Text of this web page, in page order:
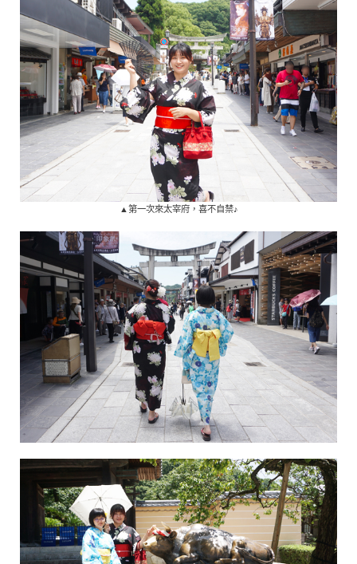
▲第一次來太宰府，喜不自禁♪